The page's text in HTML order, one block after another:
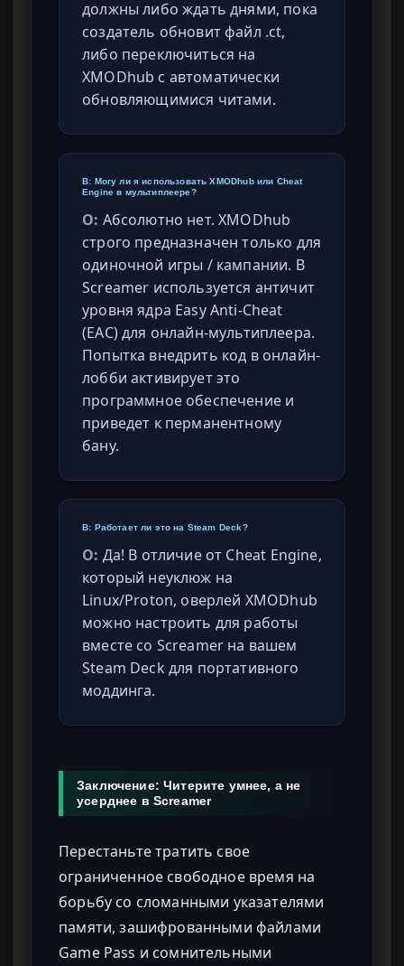
должны либо ждать днями, пока
создатель обновит файл .ct,
либо переключиться на
XMODhub с автоматически
обновляющимися читами.
В: Могу ли я использовать XMODhub или Cheat
Engine в мультиплеере?
О: Абсолютно нет. XMODhub
строго предназначен только для
одиночной игры / кампании. В
Screamer используется античит
уровня ядра Easy Anti-Cheat
(EAC) для онлайн-мультиплеера.
Попытка внедрить код в онлайн-
лобби активирует это
программное обеспечение и
приведет к перманентному
бану.
В: Работает ли это на Steam Deck?
О: Да! В отличие от Cheat Engine,
который неуклюж на
Linux/Proton, оверлей XMODhub
можно настроить для работы
вместе со Screamer на вашем
Steam Deck для портативного
моддинга.
Заключение: Читерите умнее, а не
усерднее в Screamer
Перестаньте тратить свое
ограниченное свободное время на
борьбу со сломанными указателями
памяти, зашифрованными файлами
Game Pass и сомнительными